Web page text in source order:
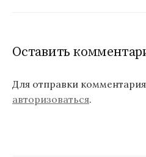
Оставить
Для отправки
авторизоваться.